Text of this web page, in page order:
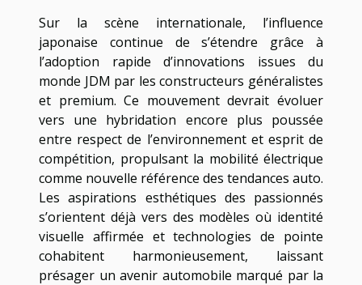
Sur la scène internationale, l’influence
japonaise continue de s’étendre grâce à
l’adoption rapide d’innovations issues du
monde JDM par les constructeurs généralistes
et premium. Ce mouvement devrait évoluer
vers une hybridation encore plus poussée
entre respect de l’environnement et esprit de
compétition, propulsant la mobilité électrique
comme nouvelle référence des tendances auto.
Les aspirations esthétiques des passionnés
s’orientent déjà vers des modèles où identité
visuelle affirmée et technologies de pointe
cohabitent harmonieusement, laissant
présager un avenir automobile marqué par la